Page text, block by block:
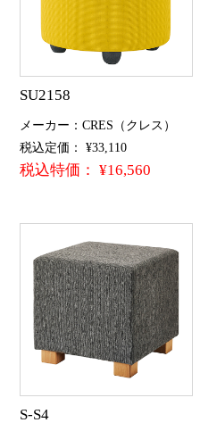
SU2158
メーカー：CRES（クレス）
税込定価： ¥33,110
税込特価： ¥16,560
S-S4